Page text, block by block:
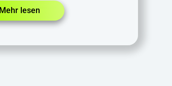
Mehr lesen